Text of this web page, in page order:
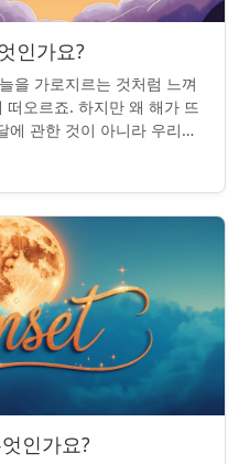
인가요?
을 가로지르는 것처럼 느껴
오르죠. 하지만 왜 해가 뜨
에 관한 것이 아니라 우리에
인가요?